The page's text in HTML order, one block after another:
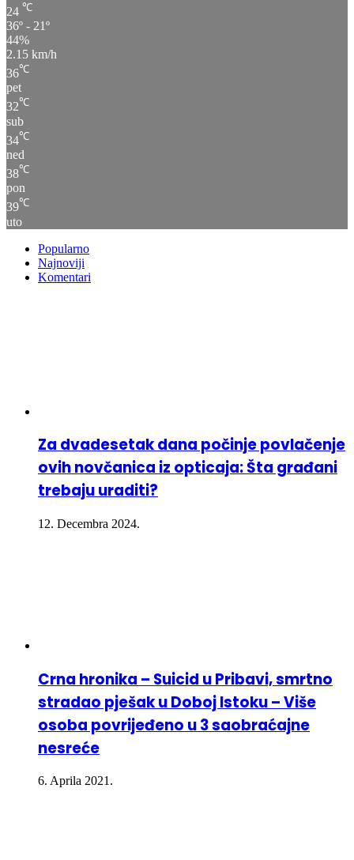
24 ℃
36º - 21º
44%
2.15 km/h
36℃
pet
32℃
sub
34℃
ned
38℃
pon
39℃
uto
Popularno
Najnoviji
Komentari
Za dvadesetak dana počinje povlačenje
ovih novčanica iz opticaja: Šta građani
trebaju uraditi?
12. Decembra 2024.
Crna hronika – Suicid u Pribavi, smrtno
stradao pješak u Doboj Istoku – Više
osoba povrijeđeno u 3 saobraćajne
nesreće
6. Aprila 2021.